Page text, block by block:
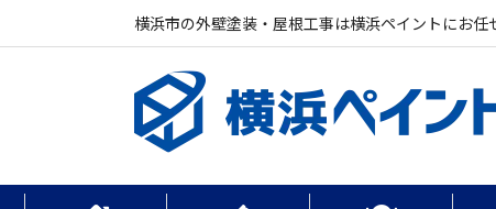
横浜市の外壁塗装・屋根工事は横浜ペイントにお任